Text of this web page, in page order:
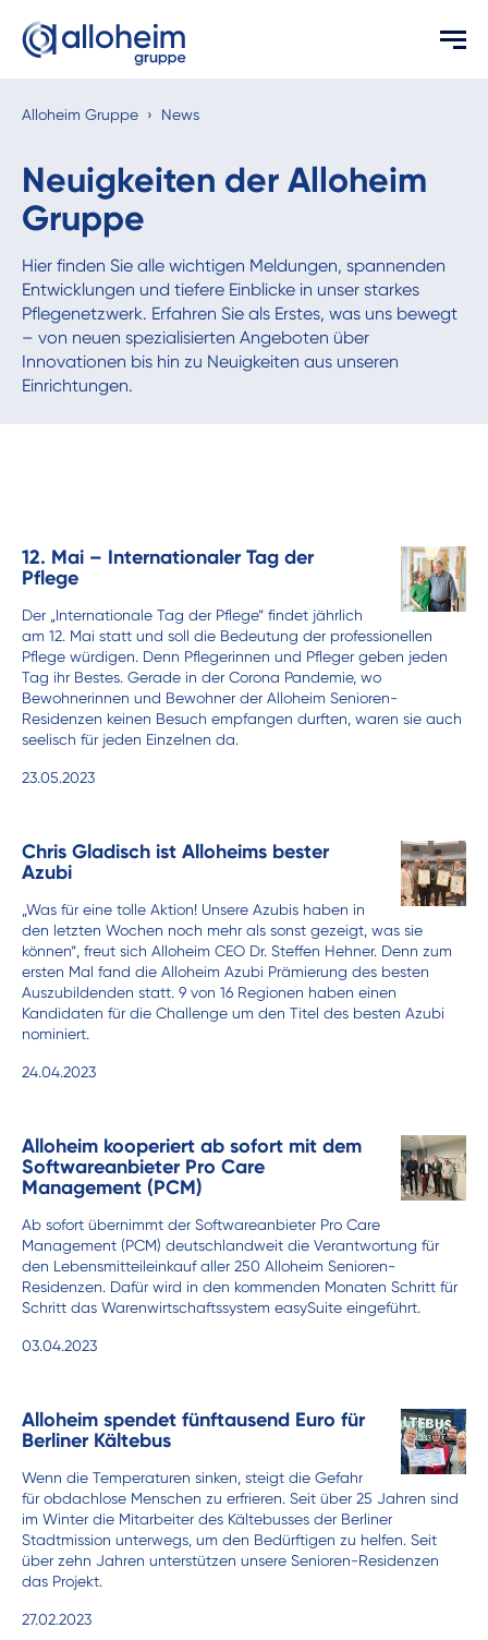
Alloheim Gruppe › News
Neuigkeiten der Alloheim
Gruppe
Hier finden Sie alle wichtigen Meldungen, spannenden
Entwicklungen und tiefere Einblicke in unser starkes
Pflegenetzwerk. Erfahren Sie als Erstes, was uns bewegt
– von neuen spezialisierten Angeboten über
Innovationen bis hin zu Neuigkeiten aus unseren
Einrichtungen.
12. Mai – Internationaler Tag der
Pflege
Der „Internationale Tag der Pflege“ findet jährlich
am 12. Mai statt und soll die Bedeutung der professionellen
Pflege würdigen. Denn Pflegerinnen und Pfleger geben jeden
Tag ihr Bestes. Gerade in der Corona Pandemie, wo
Bewohnerinnen und Bewohner der Alloheim Senioren-
Residenzen keinen Besuch empfangen durften, waren sie auch
seelisch für jeden Einzelnen da.
23.05.2023
Chris Gladisch ist Alloheims bester
Azubi
„Was für eine tolle Aktion! Unsere Azubis haben in
den letzten Wochen noch mehr als sonst gezeigt, was sie
können“, freut sich Alloheim CEO Dr. Steffen Hehner. Denn zum
ersten Mal fand die Alloheim Azubi Prämierung des besten
Auszubildenden statt. 9 von 16 Regionen haben einen
Kandidaten für die Challenge um den Titel des besten Azubi
nominiert.
24.04.2023
Alloheim kooperiert ab sofort mit dem
Softwareanbieter Pro Care
Management (PCM)
Ab sofort übernimmt der Softwareanbieter Pro Care
Management (PCM) deutschlandweit die Verantwortung für
den Lebensmitteileinkauf aller 250 Alloheim Senioren-
Residenzen. Dafür wird in den kommenden Monaten Schritt für
Schritt das Warenwirtschaftssystem easySuite eingeführt.
03.04.2023
Alloheim spendet fünftausend Euro für
Berliner Kältebus
Wenn die Temperaturen sinken, steigt die Gefahr
für obdachlose Menschen zu erfrieren. Seit über 25 Jahren sind
im Winter die Mitarbeiter des Kältebusses der Berliner
Stadtmission unterwegs, um den Bedürftigen zu helfen. Seit
über zehn Jahren unterstützen unsere Senioren-Residenzen
das Projekt.
27.02.2023